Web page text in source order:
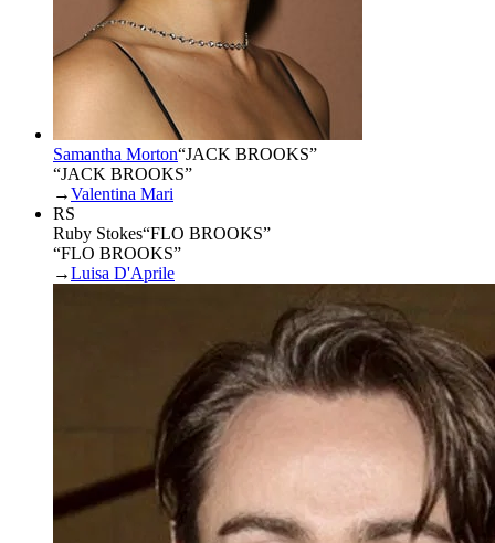
Samantha Morton“JACK BROOKS”
“JACK BROOKS”
→Valentina Mari
RS
Ruby Stokes“FLO BROOKS”
“FLO BROOKS”
→Luisa D'Aprile